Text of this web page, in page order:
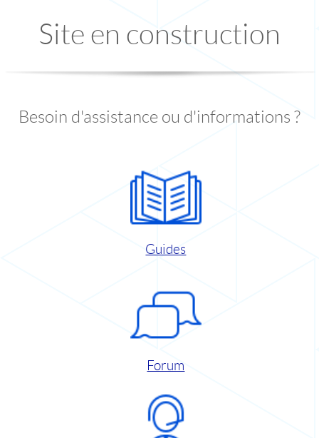
Site en construction
Besoin d'assistance ou d'informations ?
Guides
Forum